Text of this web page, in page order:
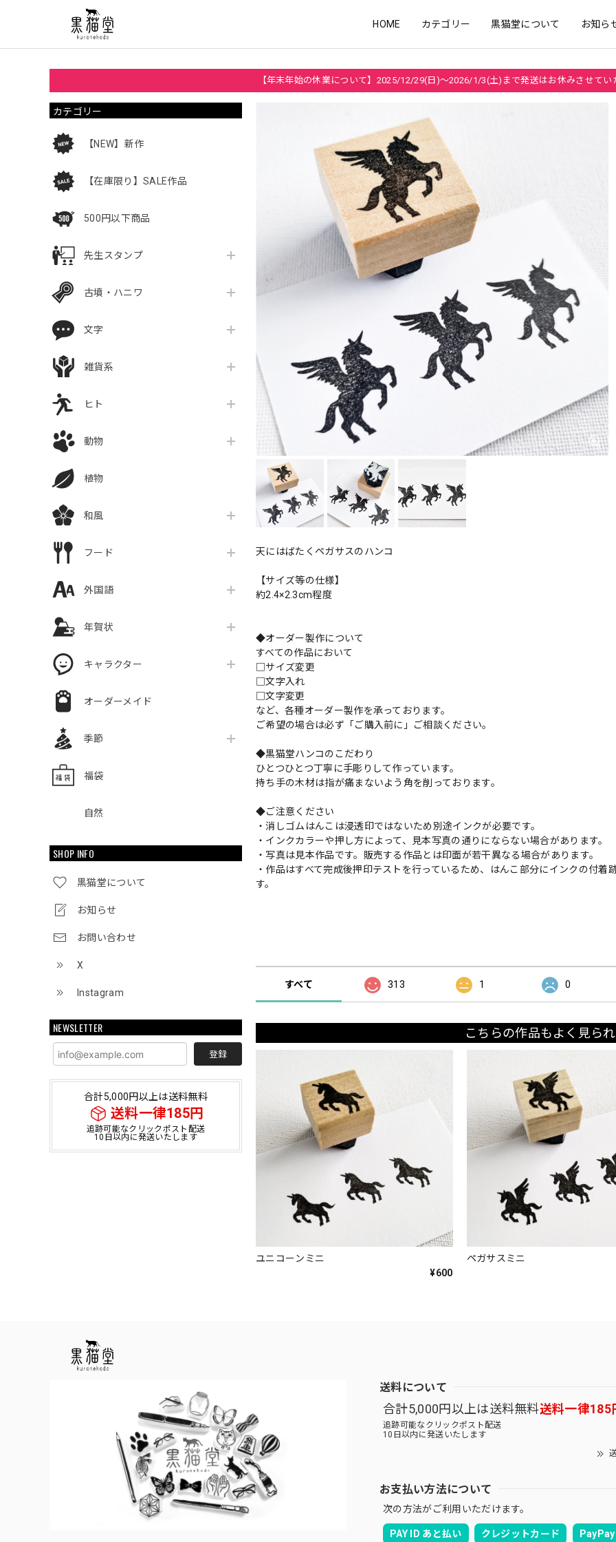
HOME カテゴリー 黒猫堂について お知ら
【年末年始の休業について】2025/12/29(日)～2026/1/3(土)まで発送はお休みさせてい
カテゴリー
【NEW】新作
【在庫限り】SALE作品
500円以下商品
先生スタンプ
古墳・ハニワ
文字
雑貨系
ヒト
動物
植物
和風
フード
外国語
年賀状
キャラクター
オーダーメイド
季節
福袋
自然
SHOP INFO
黒猫堂について
お知らせ
お問い合わせ
X
Instagram
NEWSLETTER
登録
合計5,000円以上は送料無料
送料一律185円
追跡可能なクリックポスト配送
10日以内に発送いたします
天にはばたくペガサスのハンコ
【サイズ等の仕様】
約2.4×2.3cm程度
◆オーダー製作について
すべての作品において
□サイズ変更
□文字入れ
□文字変更
など、各種オーダー製作を承っております。
ご希望の場合は必ず「ご購入前に」ご相談ください。
◆黒猫堂ハンコのこだわり
ひとつひとつ丁寧に手彫りして作っています。
持ち手の木材は指が痛まないよう角を削っております。
◆ご注意ください
・消しゴムはんこは浸透印ではないため別途インクが必要です。
・インクカラーや押し方によって、見本写真の通りにならない場合があります。
・写真は見本作品です。販売する作品とは印面が若干異なる場合があります。
・作品はすべて完成後押印テストを行っているため、はんこ部分にインクの付
す。
すべて 313 1 0
こちらの作品もよく見ら
ユニコーンミニ
¥600
ペガサスミニ
送料について
合計5,000円以上は送料無料送料一律185
追跡可能なクリックポスト配送
10日以内に発送いたします
お支払い方法について
次の方法がご利用いただけます。
PAY ID あと払い クレジットカード PayPay